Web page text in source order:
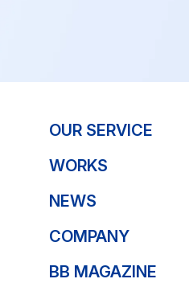
OUR SERVICE
WORKS
NEWS
COMPANY
BB MAGAZINE